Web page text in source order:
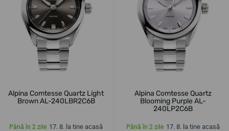
Alpina Comtesse Quartz Light
Brown AL-240LBR2C6B
Până în 2 zile 17. 8. la tine acasă
Alpina Comtesse Quartz
Blooming Purple AL-
240LP2C6B
Până în 2 zile 17. 8. la tine acasă